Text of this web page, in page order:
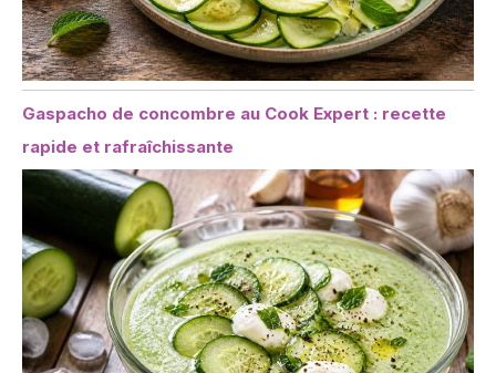
Gaspacho de concombre au Cook Expert : recette
rapide et rafraîchissante